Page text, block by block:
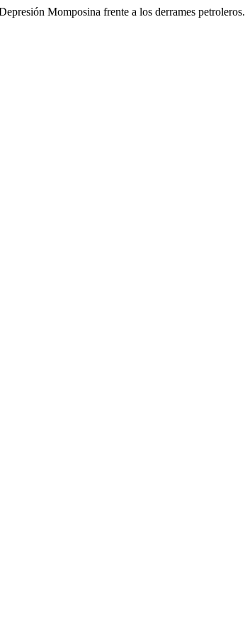
Momposina frente a los derrames petroleros.